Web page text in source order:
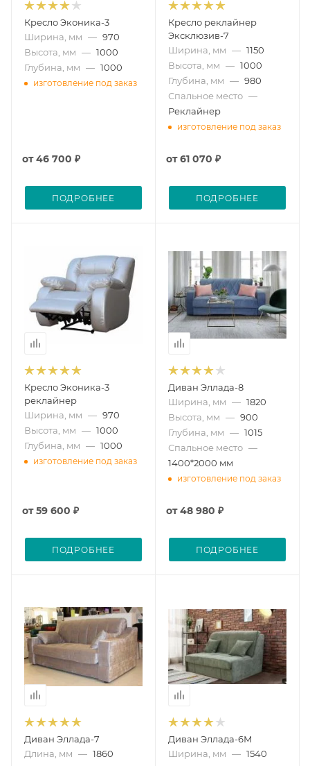
Кресло Эконика-3
Ширина, мм — 970
Высота, мм — 1000
Глубина, мм — 1000
изготовление под заказ
от46 700 ₽
ПОДРОБНЕЕ
Кресло реклайнер
Эксклюзив-7
Ширина, мм — 1150
Высота, мм — 1000
Глубина, мм — 980
Спальное место —
Реклайнер
изготовление под заказ
от61 070 ₽
ПОДРОБНЕЕ
Кресло Эконика-3
реклайнер
Ширина, мм — 970
Высота, мм — 1000
Глубина, мм — 1000
изготовление под заказ
от59 600 ₽
ПОДРОБНЕЕ
Диван Эллада-8
Ширина, мм — 1820
Высота, мм — 900
Глубина, мм — 1015
Спальное место —
1400*2000 мм
изготовление под заказ
от48 980 ₽
ПОДРОБНЕЕ
Диван Эллада-7
Длина, мм — 1860
Диван Эллада-6М
Ширина, мм — 1540